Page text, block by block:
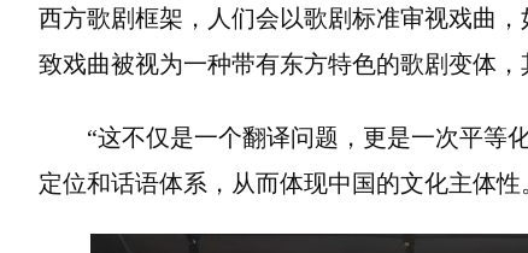
西方歌剧框架，人们会以歌剧标准审视戏曲
致戏曲被视为一种带有东方特色的歌剧变体，
“这不仅是一个翻译问题，更是一次平等
定位和话语体系，从而体现中国的文化主体性